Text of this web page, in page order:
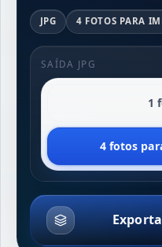
JPG 4 FOTOS PARA
SAÍDA JPG
1
4 fotos